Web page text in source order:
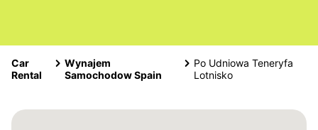
Car
Rental
Wynajem
Samochodow Spain
Po Udniowa Teneryfa
Lotnisko